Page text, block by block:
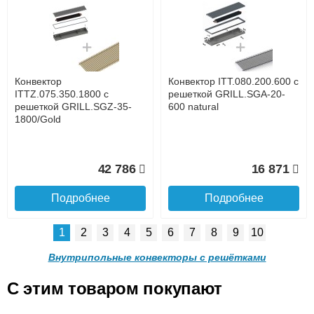
до подъезда
услуга платная
Конвектор ITTL.070.160.800
с решеткой GRILL.SGWL-
16-800 венге.
20 904
Подробнее
Конвектор ITTL.070.160.900
с решеткой GRILL.SGWL-
16-900 венге.
21 495
Конвектор
ITTL.070.160.1000 с
решеткой GRILL.SGWL-16-
Конвектор
ITTL.070.160.1100 с
решеткой GRILL.SGWL-16-
Конвектор
ITTZ.075.350.1800 с
решеткой GRILL.SGZ-35-
1800/Gold
42 786
Подробнее
Конвектор ITT.080.200.600 с
решеткой GRILL.SGA-20-
600 natural
16 871
Подробнее
1 2 3 4 5 6 7 8 9 10
Внутрипольные конвекторы с решётками
C этим товаром покупают